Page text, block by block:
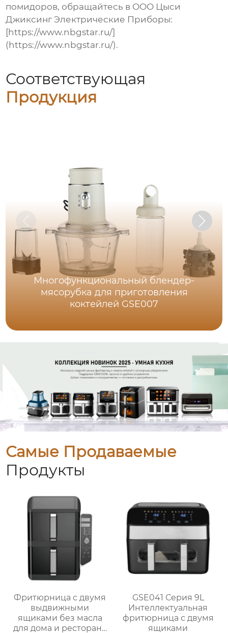
помидоров, обращайтесь в ООО Цыси
Джиксинг Электрические Приборы:
[https://www.nbgstar.ru/]
(https://www.nbgstar.ru/).
Соответствующая
Продукция
Многофункциональный блендер-
мясорубка для приготовления
коктейлей GSE007
Самые Продаваемые
Продукты
Фритюрница с двумя
выдвижными
ящиками без масла
для дома и ресторана
GSE041 Серия 9L
Интеллектуальная
фритюрница с двумя
ящиками